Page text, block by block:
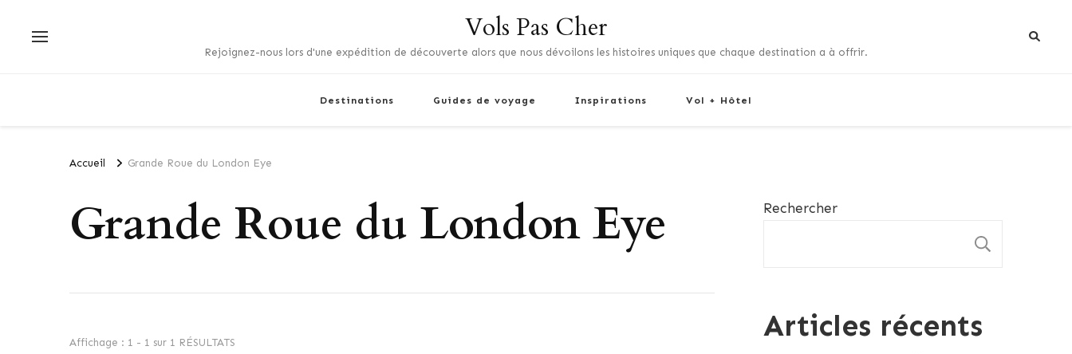
Vols Pas Cher
Rejoignez-nous lors d'une expédition de découverte alors que nous dévoilons les histoires uniques que chaque destination a à offrir.
Destinations Guides de voyage Inspirations Vol + Hôtel
Accueil Grande Roue du London Eye
Grande Roue du London Eye
Affichage : 1 - 1 sur 1 RÉSULTATS
Rechercher
Articles récents